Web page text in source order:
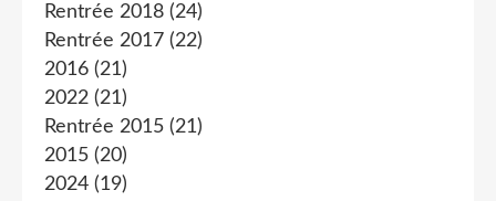
Rentrée 2018 (24)
Rentrée 2017 (22)
2016 (21)
2022 (21)
Rentrée 2015 (21)
2015 (20)
2024 (19)